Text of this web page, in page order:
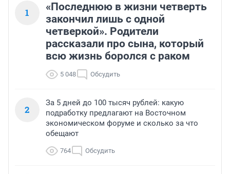
1
«Последнюю в жизни четверть
закончил лишь с одной
четверкой». Родители
рассказали про сына, который
всю жизнь боролся с раком
5 048 Обсудить
2
За 5 дней до 100 тысяч рублей: какую
подработку предлагают на Восточном
экономическом форуме и сколько за что
обещают
764 Обсудить